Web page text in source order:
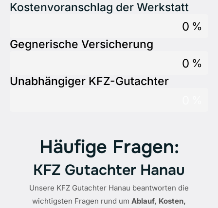
Kostenvoranschlag der Werkstatt
0 %
Gegnerische Versicherung
0 %
Unabhängiger KFZ-Gutachter
Häufige Fragen:
KFZ Gutachter Hanau
Unsere KFZ Gutachter Hanau beantworten die
wichtigsten Fragen rund um Ablauf, Kosten,